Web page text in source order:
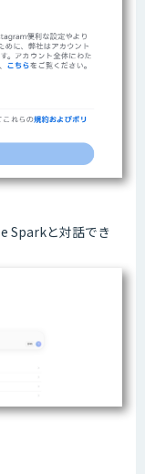
Sparkと対話でき